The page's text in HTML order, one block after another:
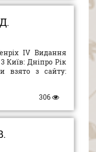
IV Видання
Київ: Дніпро Рік
взято з сайту:
306